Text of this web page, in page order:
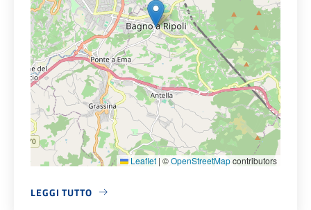
Leaflet | ©OpenStreetMapcontributors
LEGGI TUTTO
A PROPOSITO DI PALAZZO COMUNALE